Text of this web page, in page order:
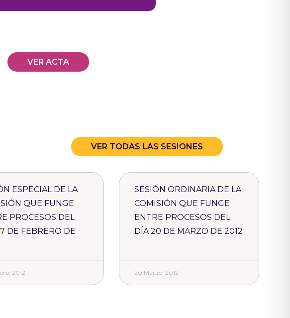
VER ACTA
VER TODAS LAS SESIONES
ESPECIAL DE LA
QUE FUNGE
PROCESOS DEL
DE FEBRERO DE
2012
SESIÓN ORDINARIA DE LA
COMISIÓN QUE FUNGE
ENTRE PROCESOS DEL
DÍA 20 DE MARZO DE 2012
20 Marzo, 2012